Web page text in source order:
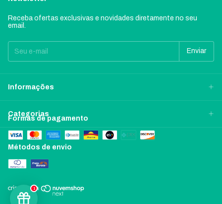
1
Receba ofertas exclusivas e novidades diretamente no seu
email.
Informações
Categorias
Formas de pagamento
Métodos de envio